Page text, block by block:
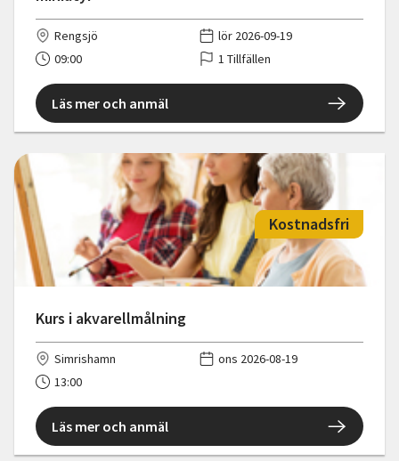
Rengsjö
lör 2026-09-19
09:00
1 Tillfällen
Läs mer och anmäl
Kurs i akvarellmålning
Kostnadsfri
Simrishamn
ons 2026-08-19
13:00
Läs mer och anmäl